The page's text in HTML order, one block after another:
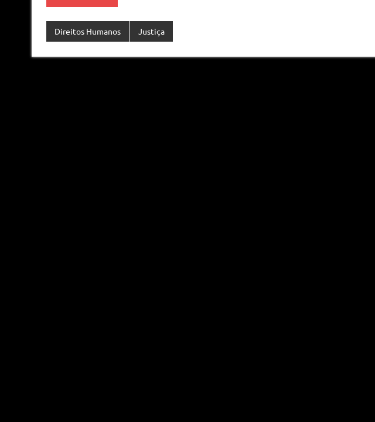
Direitos Humanos Justiça